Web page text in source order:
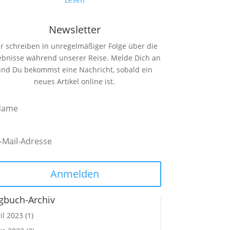
Newsletter
schreiben in unregelmäßiger Folge über die
während unserer Reise. Melde Dich an
Du bekommst eine Nachricht, sobald ein
neues Artikel online ist.
Anmelden
Archiv
2023 (1)